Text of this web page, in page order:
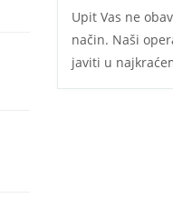
Upit Vas ne
način. Naši
javiti u